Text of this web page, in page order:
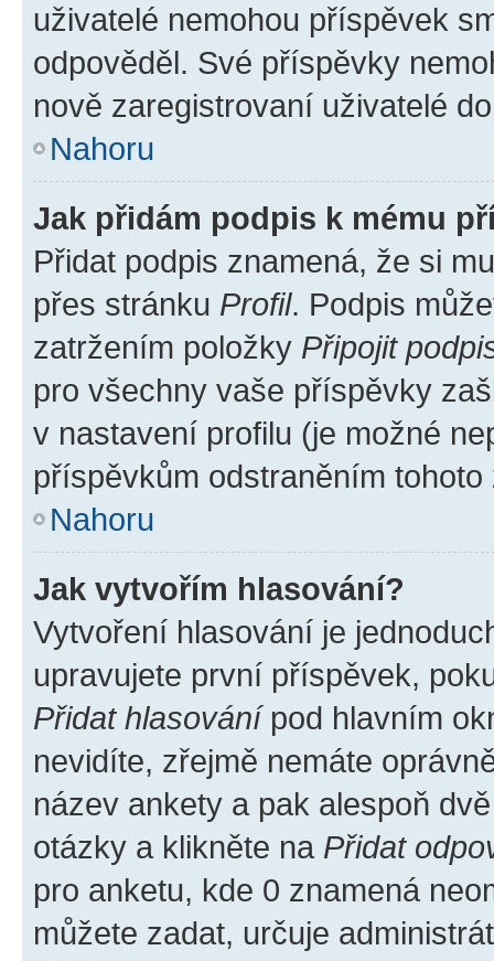
uživatelé nemohou příspěvek
odpověděl. Své příspěvky
nově zaregistrovaní uživatelé
Nahoru
Jak přidám podpis k mému
Přidat podpis znamená, že si
přes stránku Profil. Podpis
zatržením položky Připojit
pro všechny vaše příspěvky
v nastavení profilu (je možné
příspěvkům odstraněním
Nahoru
Jak vytvořím hlasování?
Vytvoření hlasování je
upravujete první příspěvek,
Přidat hlasovánípod hlavním
nevidíte, zřejmě nemáte
název ankety a pak alespoň
otázky a klikněte na Přidat
pro anketu, kde 0 znamená
můžete zadat, určuje